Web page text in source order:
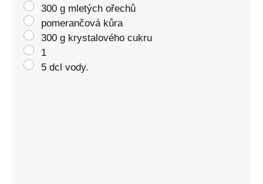
300 g mletých ořechů
pomerančová kůra
300 g krystalového cukru
1
5 dcl vody.